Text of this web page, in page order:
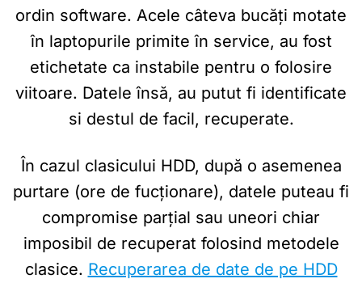
ordin software. Acele câteva bucăți motate
în laptopurile primite în service, au fost
etichetate ca instabile pentru o folosire
viitoare. Datele însă, au putut fi identificate
si destul de facil, recuperate.
În cazul clasicului HDD, după o asemenea
purtare (ore de fucționare), datele puteau fi
compromise parțial sau uneori chiar
imposibil de recuperat folosind metodele
clasice. Recuperarea de date de pe HDD